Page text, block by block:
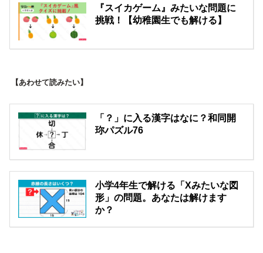
『スイカゲーム』みたいな問題に
挑戦！【幼稚園生でも解ける】
【あわせて読みたい】
「？」に入る漢字はなに？和同開
珎パズル76
小学4年生で解ける「Xみたいな図
形」の問題。あなたは解けます
か？